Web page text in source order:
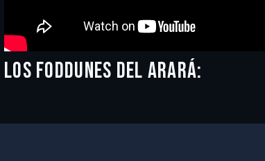
LOS FODDUNES DEL ARARÁ: